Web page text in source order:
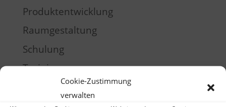
Cookie-Zustimmung
verwalten
Produktentwicklung
Raumgestaltung
Schulung
Training